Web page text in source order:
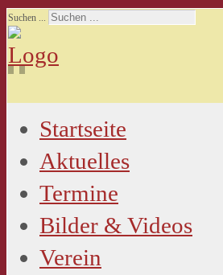
Suchen ...
Startseite
Aktuelles
Termine
Bilder & Videos
Verein